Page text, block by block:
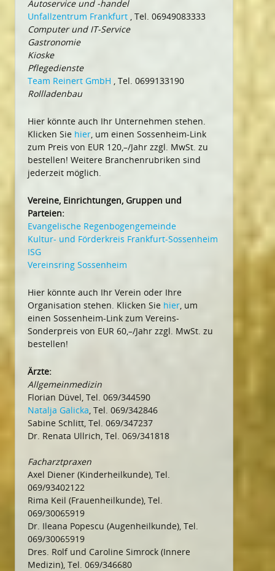
Autoservice und -handel
Unfallzentrum Frankfurt , Tel. 06949083333
Computer und IT-Service
Gastronomie
Kioske
Pflegedienste
Team Reinert GmbH , Tel. 0699133190
Rollladenbau
Hier könnte auch Ihr Unternehmen stehen.
Klicken Sie hier , um einen Sossenheim-Link
zum Preis von EUR 120,–/Jahr zzgl. MwSt. zu
bestellen! Weitere Branchenrubriken sind
jederzeit möglich.
Vereine, Einrichtungen, Gruppen und
Parteien:
Evangelische Regenbogengemeinde
Kultur- und Förderkreis Frankfurt-Sossenheim
ISG
Vereinsring Sossenheim
Hier könnte auch Ihr Verein oder Ihre
Organisation stehen. Klicken Sie hier , um
einen Sossenheim-Link zum Vereins-
Sonderpreis von EUR 60,–/Jahr zzgl. MwSt. zu
bestellen!
Ärzte:
Allgemeinmedizin
Florian Düvel, Tel. 069/344590
Natalja Galicka , Tel. 069/342846
Sabine Schlitt, Tel. 069/347237
Dr. Renata Ullrich, Tel. 069/341818
Facharztpraxen
Axel Diener (Kinderheilkunde), Tel.
069/93402122
Rima Keil (Frauenheilkunde), Tel.
069/30065919
Dr. Ileana Popescu (Augenheilkunde), Tel.
069/30065919
Dres. Rolf und Caroline Simrock (Innere
Medizin), Tel. 069/346680